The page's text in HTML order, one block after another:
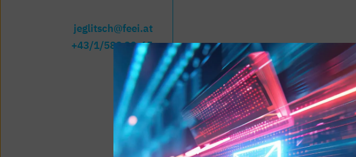
jeglitsch@feei.at
+43/1/588 39-65